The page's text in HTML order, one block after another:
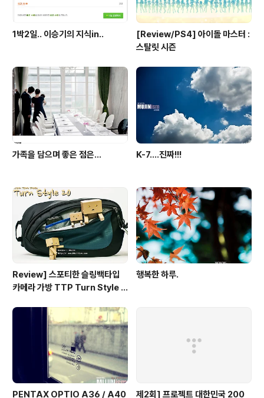
1박2일.. 이승기의 지식in..
[Review/PS4] 아이돌 마스터 :
스탈릿 시즌
가족을 담으며 좋은 점은... K-7....진짜!!!
Review] 스포티한 슬링백타입
카메라 가방 TTP Turn Style 2
행복한 하루.
PENTAX OPTIO A36 / A40 제2회] 프로젝트 대한민국 200